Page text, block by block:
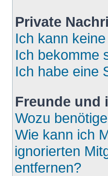
Private
Ich kann
Ich bekomme
Ich habe eine
Freunde und
Wozu
Wie kann ich
ignorierten
entfernen?